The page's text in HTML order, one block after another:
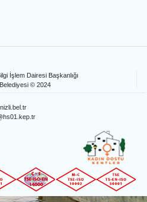
İşlem Dairesi Başkanlığı
© 2024